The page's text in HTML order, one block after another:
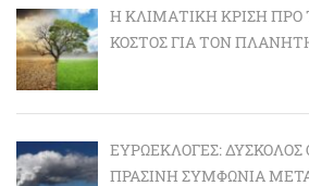
Η ΚΛΙΜΑΤΙΚΉ ΚΡΊΣΗ ΠΡΟ
ΚΌΣΤΟΣ ΓΙΑ ΤΟΝ
ΕΥΡΩΕΚΛΟΓΈΣ:
ΠΡΆΣΙΝΗ ΣΥΜΦΩΝΊΑ